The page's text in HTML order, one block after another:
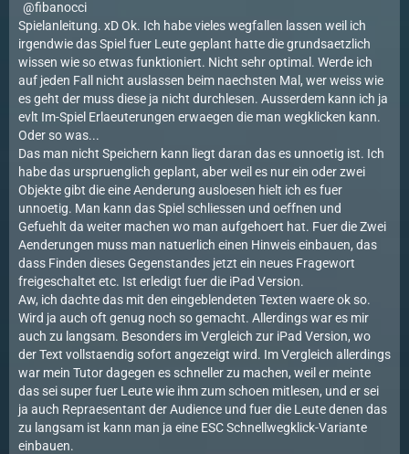
fibanocci
Spielanleitung. xD Ok. Ich habe vieles wegfallen lassen weil ich
irgendwie das Spiel fuer Leute geplant hatte die grundsaetzlich
wissen wie so etwas funktioniert. Nicht sehr optimal. Werde ich
auf jeden Fall nicht auslassen beim naechsten Mal, wer weiss wie
es geht der muss diese ja nicht durchlesen. Ausserdem kann ich ja
evlt Im-Spiel Erlaeuterungen erwaegen die man wegklicken kann.
Oder so was...
Das man nicht Speichern kann liegt daran das es unnoetig ist. Ich
habe das urspruenglich geplant, aber weil es nur ein oder zwei
Objekte gibt die eine Aenderung ausloesen hielt ich es fuer
unnoetig. Man kann das Spiel schliessen und oeffnen und
Gefuehlt da weiter machen wo man aufgehoert hat. Fuer die Zwei
Aenderungen muss man natuerlich einen Hinweis einbauen, das
dass Finden dieses Gegenstandes jetzt ein neues Fragewort
freigeschaltet etc. Ist erledigt fuer die iPad Version.
Aw, ich dachte das mit den eingeblendeten Texten waere ok so.
Wird ja auch oft genug noch so gemacht. Allerdings war es mir
auch zu langsam. Besonders im Vergleich zur iPad Version, wo
der Text vollstaendig sofort angezeigt wird. Im Vergleich allerdings
war mein Tutor dagegen es schneller zu machen, weil er meinte
das sei super fuer Leute wie ihm zum schoen mitlesen, und er sei
ja auch Repraesentant der Audience und fuer die Leute denen das
zu langsam ist kann man ja eine ESC Schnellwegklick-Variante
einbauen.